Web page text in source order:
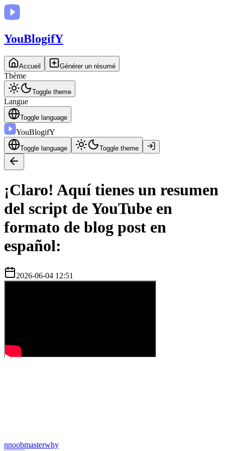
YouBlogifY
Accueil Générer un résumé
Thème
Toggle theme
Langue
Toggle language
YouBlogifY
Toggle language Toggle theme
¡Claro! Aquí tienes un resumen
del script de YouTube en
formato de blog post en
español:
2026-06-04 12:51
nnoobmasterwhy